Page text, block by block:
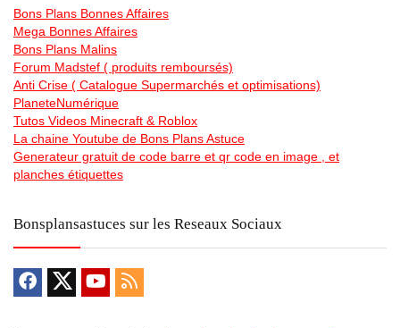
Bons Plans Bonnes Affaires
Mega Bonnes Affaires
Bons Plans Malins
Forum Madstef ( produits remboursés)
Anti Crise ( Catalogue Supermarchés et optimisations)
PlaneteNumérique
Tutos Videos Minecraft & Roblox
La chaine Youtube de Bons Plans Astuce
Generateur gratuit de code barre et qr code en image , et
planches étiquettes
Bonsplansastuces sur les Reseaux Sociaux